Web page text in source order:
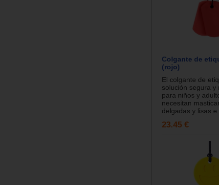
Colgante de
(rojo)
El colgante de
solución segura y
para niños y
necesitan
delgadas y lisas
23.45 €